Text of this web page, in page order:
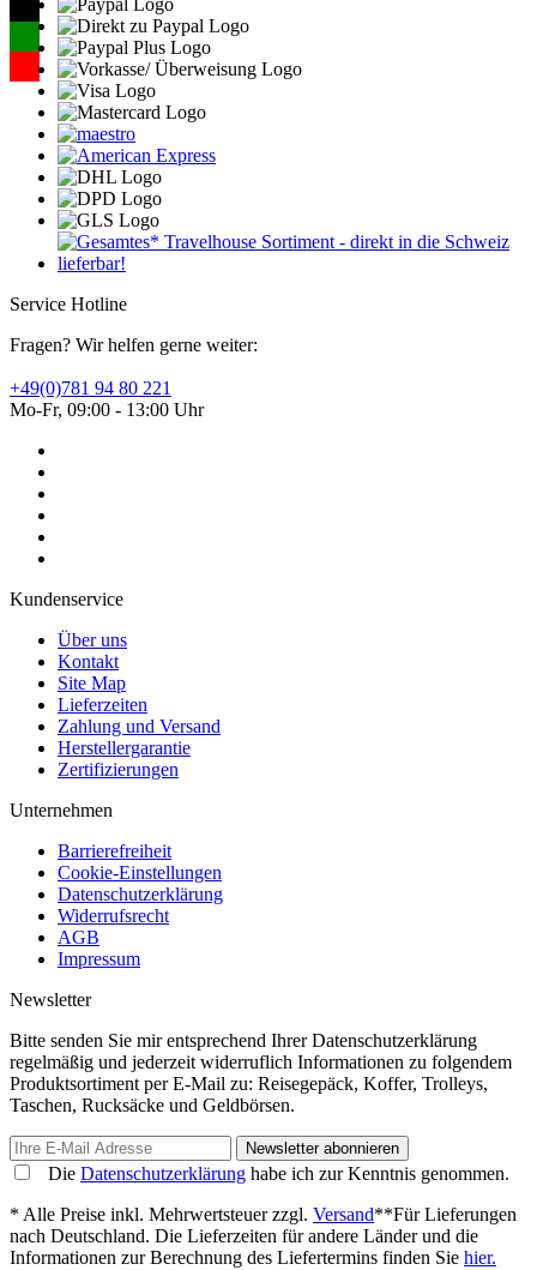
Service Hotline
Fragen? Wir helfen gerne weiter:
+49(0)781 94 80 221
Mo-Fr, 09:00 - 13:00 Uhr
Kundenservice
Über uns
Kontakt
Site Map
Lieferzeiten
Zahlung und Versand
Herstellergarantie
Zertifizierungen
Unternehmen
Barrierefreiheit
Cookie-Einstellungen
Datenschutzerklärung
Widerrufsrecht
AGB
Impressum
Newsletter
Bitte senden Sie mir entsprechend Ihrer Datenschutzerklärung
regelmäßig und jederzeit widerruflich Informationen zu folgendem
Produktsortiment per E-Mail zu: Reisegepäck, Koffer, Trolleys,
Taschen, Rucksäcke und Geldbörsen.
Newsletter abonnieren
Die Datenschutzerklärung habe ich zur Kenntnis genommen.
* Alle Preise inkl. Mehrwertsteuer zzgl. Versand**Für Lieferungen
nach Deutschland. Die Lieferzeiten für andere Länder und die
Informationen zur Berechnung des Liefertermins finden Sie hier.